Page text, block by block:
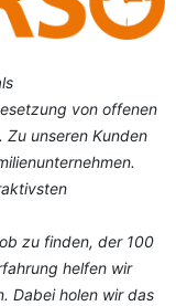
von offenen
unseren Kunden
zu finden, der 100
helfen wir
Dabei holen wir das